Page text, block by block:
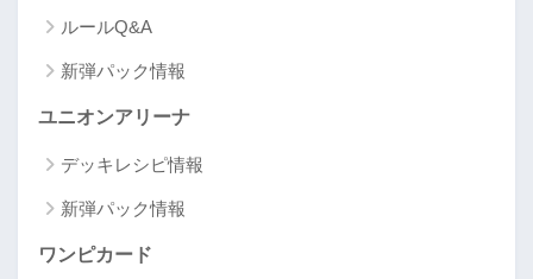
ルールQ&A
新弾パック情報
ユニオンアリーナ
デッキレシピ情報
新弾パック情報
ワンピカード